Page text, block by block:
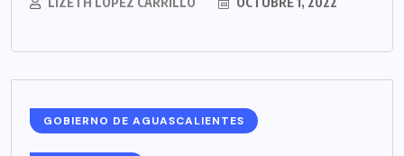
GOBIERNO DE AGUASCALIENTES